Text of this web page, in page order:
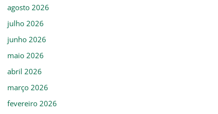
agosto 2026
julho 2026
junho 2026
maio 2026
abril 2026
março 2026
fevereiro 2026